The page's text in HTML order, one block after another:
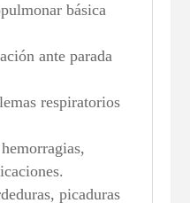
básica
ante parada
respiratorios
picaduras